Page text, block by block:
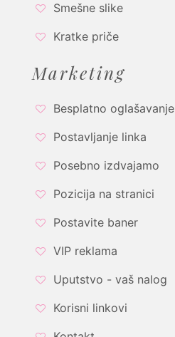
Smešne slike
Kratke priče
Marketing
Besplatno oglašavanje
Postavljanje linka
Posebno izdvajamo
Pozicija na stranici
Postavite baner
VIP reklama
Uputstvo - vaš nalog
Korisni linkovi